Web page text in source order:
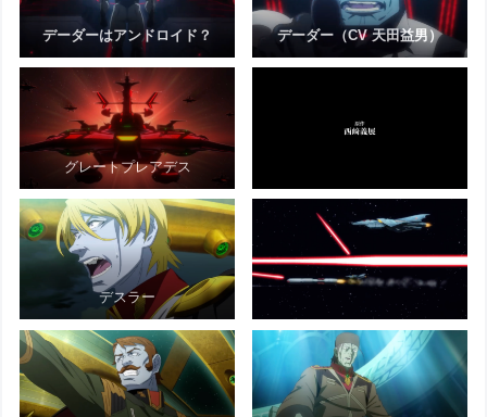
デーダーはアンドロイド？ デーダー（CV 天田益男）
グレートプレアデス
デスラー